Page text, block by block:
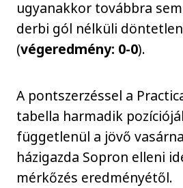
ugyanakkor továbbra
derbi gól nélküli
(végeredmény: 0-0).
A pontszerzéssel a
tabella harmadik
függetlenül a jövő
házigazda Sopron elleni
mérkőzés eredményétől.